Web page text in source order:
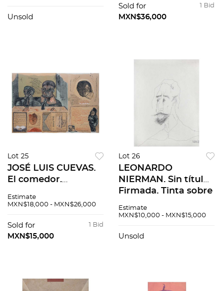
Unsold
1 Bid
Sold for
MXN$36,000
Lot 25
JOSÉ LUIS CUEVAS.
El comedor.
25 / 100. 49 x 71 cm
Estimate
MXN$18,000 - MXN$26,000
1 Bid
Sold for
MXN$15,000
Lot 26
LEONARDO
NIERMAN. Sin título.
Firmada. Tinta sobre
Estimate
MXN$10,000 - MXN$15,000
Unsold